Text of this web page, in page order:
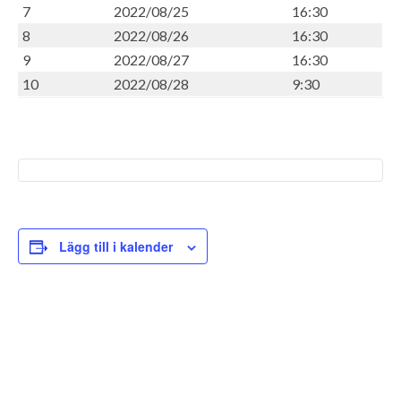
7
2022/08/25
16:30
8
2022/08/26
16:30
9
2022/08/27
16:30
10
2022/08/28 9:30
Lägg till i kalender